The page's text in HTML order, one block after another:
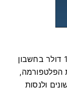
. מזל טוב! נרשמת בהצלחה, יש לך 10,000 דולר בחשבון
הפלטפורמה,
ולנסות